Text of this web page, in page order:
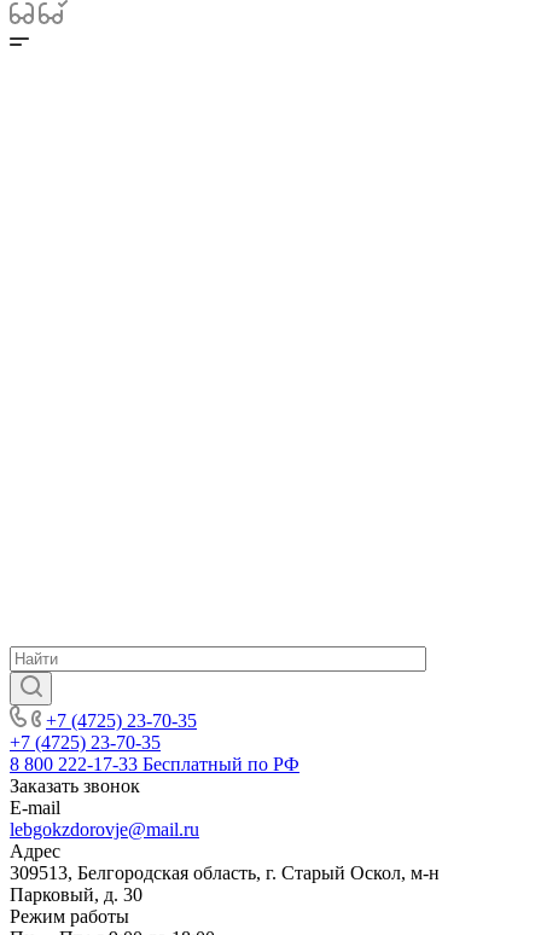
+7 (4725) 23-70-35
+7 (4725) 23-70-35
8 800 222-17-33 Бесплатный по РФ
Заказать звонок
E-mail
lebgokzdorovje@mail.ru
Адрес
309513, Белгородская область, г. Старый Оскол, м-н
Парковый, д. 30
Режим работы